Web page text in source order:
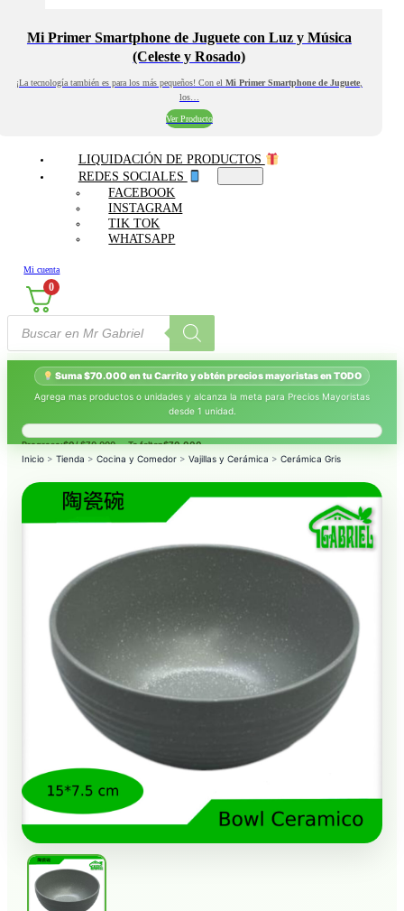
Mi Primer Smartphone de Juguete con Luz y Música
(Celeste y Rosado)
¡La tecnología también es para los más pequeños! Con el Mi Primer Smartphone de Juguete,
los…
Ver Producto
LIQUIDACIÓN DE PRODUCTOS
REDES SOCIALES
FACEBOOK
INSTAGRAM
TIK TOK
WHATSAPP
Mi cuenta
0
Búsqueda
productos
Suma $70.000 en tu Carrito y obtén precios mayoristas en TODO
Agrega mas productos o unidades y alcanza la meta para Precios Mayoristas
desde 1 unidad.
Progreso:$0/ $70.000 — Te faltan$70.000.
Inicio > Tienda > Cocina y Comedor > Vajillas y Cerámica > Cerámica Gris